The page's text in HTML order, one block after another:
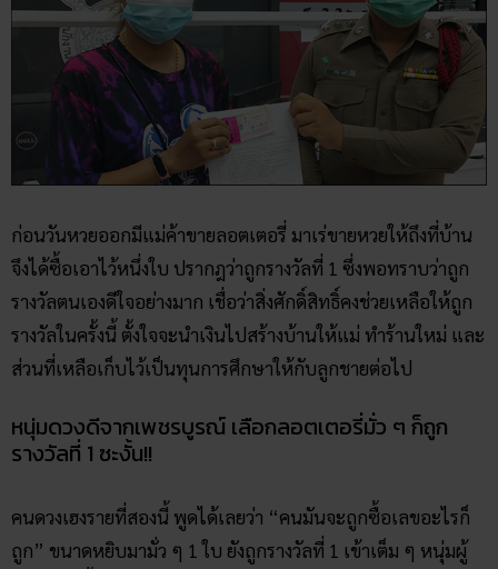
ก่อนวันหวยออกมีแม่ค้าขายลอตเตอรี่ มาเร่ขายหวยให้ถึงที่บ้าน
จึงได้ซื้อเอาไว้หนึ่งใบ ปรากฎว่าถูกรางวัลที่ 1 ซึ่งพอทราบว่าถูก
รางวัลตนเองดีใจอย่างมาก เชื่อว่าสิ่งศักดิ์สิทธิ์คงช่วยเหลือให้ถูก
รางวัลในครั้งนี้ ตั้งใจจะนำเงินไปสร้างบ้านให้แม่ ทำร้านใหม่ และ
ส่วนที่เหลือเก็บไว้เป็นทุนการศึกษาให้กับลูกชายต่อไป
หนุ่มดวงดีจากเพชรบูรณ์ เลือกลอตเตอรี่มั่ว ๆ ก็ถูก
รางวัลที่ 1 ซะงั้น!!
คนดวงเฮงรายที่สองนี้ พูดได้เลยว่า “คนมันจะถูกซื้อเลขอะไรก็
ถูก” ขนาดหยิบมามั่ว ๆ 1 ใบ ยังถูกรางวัลที่ 1 เข้าเต็ม ๆ หนุ่มผู้